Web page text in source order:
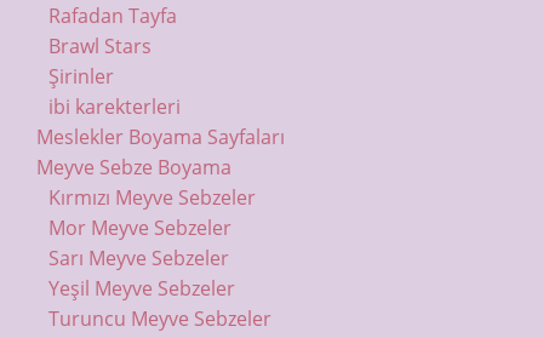
Rafadan Tayfa
Brawl Stars
Şirinler
ibi karekterleri
Meslekler Boyama Sayfaları
Meyve Sebze Boyama
Kırmızı Meyve Sebzeler
Mor Meyve Sebzeler
Sarı Meyve Sebzeler
Yeşil Meyve Sebzeler
Turuncu Meyve Sebzeler